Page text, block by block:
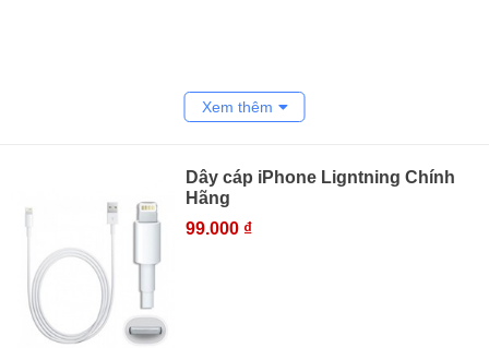
Xem thêm
Dây cáp iPhone Ligntning Chính
Hãng
99.000 ₫